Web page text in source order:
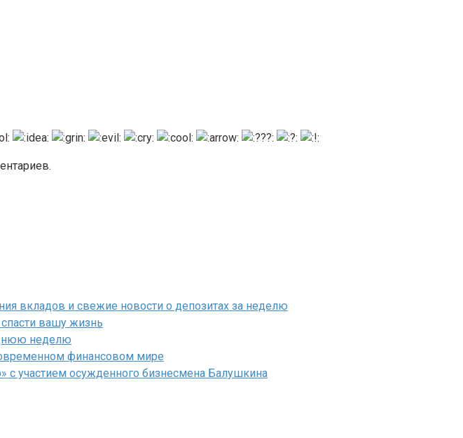
вкладов и свежие новости о депозитах за неделю
вашу жизнь
неделю
финансовом мире
с участием осужденного бизнесмена Балушкина